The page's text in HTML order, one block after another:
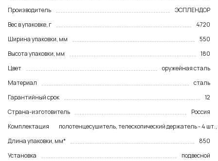
Производитель
ЭСПЛЕНДОР
Вес в упаковке, г
4720
Ширина упаковки, мм
550
Высота упаковки, мм
180
Цвет
оружейная сталь
Материал
сталь
Гарантийный срок
12
Страна-изготовитель
Россия
Комплектация
полотенцесушитель, телескопический держатель - 4
Длина упаковки, мм*
850
Установка
подвесной